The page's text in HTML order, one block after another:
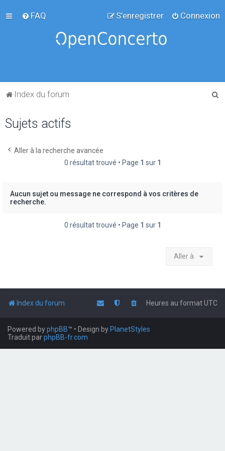
FAQ Connexion
S’enregistrer
Index du forum
Sujets actifs
Aller à la recherche avancée
0 résultat trouvé • Page 1 sur 1
Aucun sujet ou message ne correspond à vos critères de
recherche.
0 résultat trouvé • Page 1 sur 1
Aller à
Index du forum Heures au formatUTC
Powered byphpBB™ • Design by PlanetStyles
Traduit parphpBB-fr.com